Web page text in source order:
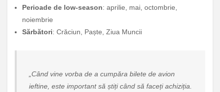
Perioade de low-season: aprilie, mai, octombrie,
noiembrie
Sărbători: Crăciun, Paște, Ziua Muncii
„Când vine vorba de a cumpăra bilete de avion
ieftine, este important să știți când să faceți achiziția.